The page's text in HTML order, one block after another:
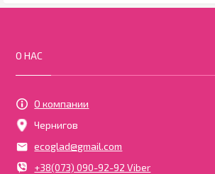
О НАС
О компании
Чернигов
ecoglad@gmail.com
+38(073) 090-92-92 Viber